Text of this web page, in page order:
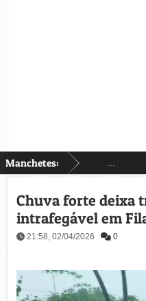
Manchetes:
Chuva forte deixa
intrafegável em
21:58, 02/04/2026 0